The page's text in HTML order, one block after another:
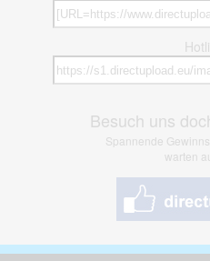
Besuch uns
Spannende
warten